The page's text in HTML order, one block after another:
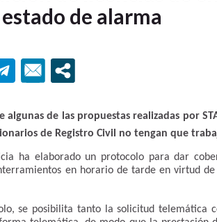
de alarma
algunas de las propuestas realizadas por
de Registro Civil no tengan que
ha elaborado un protocolo para dar
en horario de tarde en virtud
se posibilita tanto la solicitud telemática